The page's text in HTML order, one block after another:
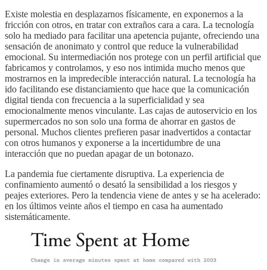
Existe molestia en desplazarnos físicamente, en exponernos a la
fricción con otros, en tratar con extraños cara a cara. La tecnología
solo ha mediado para facilitar una apetencia pujante, ofreciendo una
sensación de anonimato y control que reduce la vulnerabilidad
emocional. Su intermediación nos protege con un perfil artificial que
fabricamos y controlamos, y eso nos intimida mucho menos que
mostrarnos en la impredecible interacción natural. La tecnología ha
ido facilitando ese distanciamiento que hace que la comunicación
digital tienda con frecuencia a la superficialidad y sea
emocionalmente menos vinculante. Las cajas de autoservicio en los
supermercados no son solo una forma de ahorrar en gastos de
personal. Muchos clientes prefieren pasar inadvertidos a contactar
con otros humanos y exponerse a la incertidumbre de una
interacción que no puedan apagar de un botonazo.
La pandemia fue ciertamente disruptiva. La experiencia de
confinamiento aumentó o desató la sensibilidad a los riesgos y
peajes exteriores. Pero la tendencia viene de antes y se ha acelerado:
en los últimos veinte años el tiempo en casa ha aumentado
sistemáticamente.